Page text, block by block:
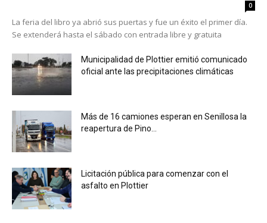
0
La feria del libro ya abrió sus puertas y fue un éxito el primer día.
Se extenderá hasta el sábado con entrada libre y gratuita
Municipalidad de Plottier emitió comunicado
oficial ante las precipitaciones climáticas
Más de 16 camiones esperan en Senillosa la
reapertura de Pino...
Licitación pública para comenzar con el
asfalto en Plottier